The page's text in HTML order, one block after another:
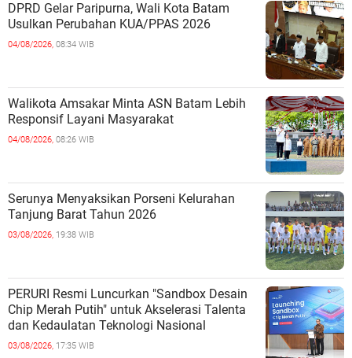
DPRD Gelar Paripurna, Wali Kota Batam
Usulkan Perubahan KUA/PPAS 2026
04/08/2026, 08:34 WIB
Walikota Amsakar Minta ASN Batam Lebih
Responsif Layani Masyarakat
04/08/2026, 08:26 WIB
Serunya Menyaksikan Porseni Kelurahan
Tanjung Barat Tahun 2026
03/08/2026, 19:38 WIB
PERURI Resmi Luncurkan "Sandbox Desain
Chip Merah Putih" untuk Akselerasi Talenta
dan Kedaulatan Teknologi Nasional
03/08/2026, 17:35 WIB